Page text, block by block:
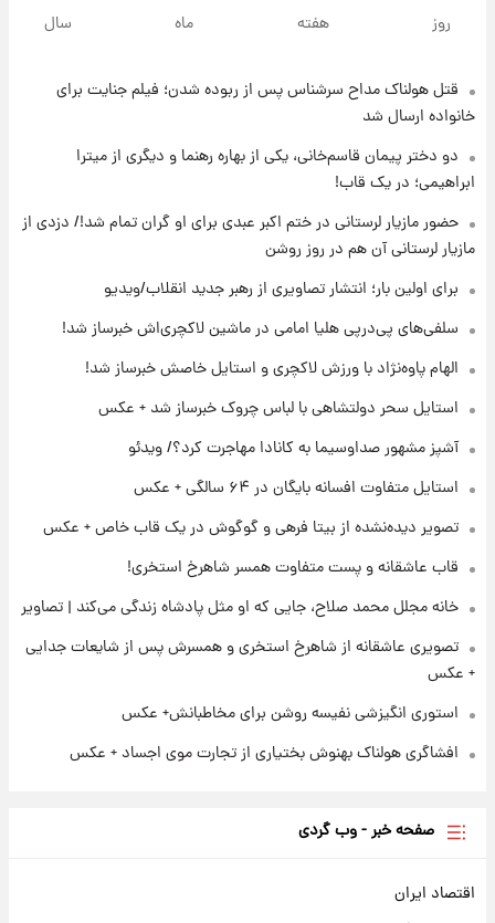
۱۷ ساعت پیش
لیونل مسی عزادار شد! + جزئیات
۲۱ ساعت پیش
لحظه برخورد رعد و برق به ساختمان مرکز تجارت
جهانی در آمریکا + فیلم
۲۱ ساعت پیش
برای اولین بار؛ انتشار تصاویری از رهبر جدید
انقلاب/ویدیو
تصاویر عمامه بستن به شیوه خاتمی/ویدیو
روز هفته ماه سال
قتل هولناک مداح سرشناس پس از ربوده شدن؛ فیلم جنایت برای
خانواده ارسال شد
دو دختر پیمان قاسم‌خانی، یکی از بهاره رهنما و دیگری از میترا
ابراهیمی؛ در یک قاب!
حضور مازیار لرستانی در ختم اکبر عبدی برای او گران تمام شد!/ دزدی از
مازیار لرستانی آن هم در روز روشن
برای اولین بار؛ انتشار تصاویری از رهبر جدید انقلاب/ویدیو
سلفی‌های پی‌درپی هلیا امامی در ماشین لاکچری‌اش خبرساز شد!
الهام پاوه‌نژاد با ورزش لاکچری و استایل خاصش خبرساز شد!
استایل سحر دولتشاهی با لباس چروک خبرساز شد + عکس
آشپز مشهور صداوسیما به کانادا مهاجرت کرد؟/ ویدئو
استایل متفاوت افسانه بایگان در ۶۴ سالگی + عکس
تصویر دیده‌نشده از بیتا فرهی و گوگوش در یک قاب خاص + عکس
قاب عاشقانه و پست متفاوت همسر شاهرخ استخری!
خانه مجلل محمد صلاح، جایی که او مثل پادشاه زندگی می‌کند | تصاویر
تصویری عاشقانه از شاهرخ استخری و همسرش پس از شایعات جدایی
+ عکس
استوری انگیزشی نفیسه روشن برای مخاطبانش+ عکس
افشاگری هولناک بهنوش بختیاری از تجارت موی اجساد + عکس
صفحه خبر - وب گردی
اقتصاد ایران